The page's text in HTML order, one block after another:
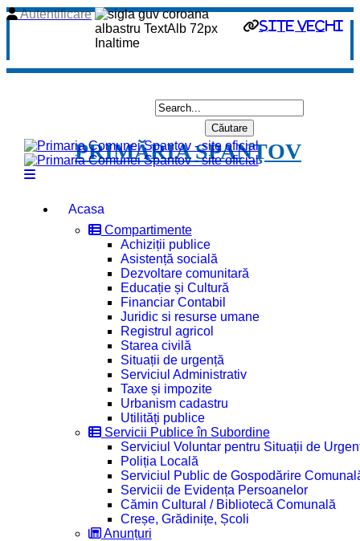
site vechi
Autentificare
PRIMĂRIA SPANŢOV
Acasa
Compartimente
Achiziții publice
Asistență socială
Dezvoltare comunitară
Educație și Cultură
Financiar Contabil
Juridic si resurse umane
Registrul agricol
Starea civilă
Situații de urgență
Serviciul Administrativ
Taxe și impozite
Urbanism cadastru
Utilități publice
Servicii Publice în Subordine
Serviciul Voluntar pentru Situații de
Poliția Locală
Serviciul Public de Gospodărire
Servicii de Evidența Persoanelor
Cămin Cultural / Bibliotecă Comunală
Creșe, Grădinițe, Școli
Anunțuri